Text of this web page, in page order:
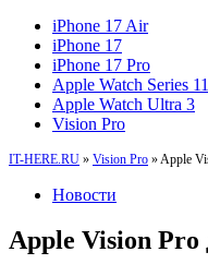
iPhone 17 Air
iPhone 17
iPhone 17 Pro
Apple Watch Series 11
Apple Watch Ultra 3
Vision Pro
IT-HERE.RU » Vision Pro » Apple
Новости
Apple Vision Pro